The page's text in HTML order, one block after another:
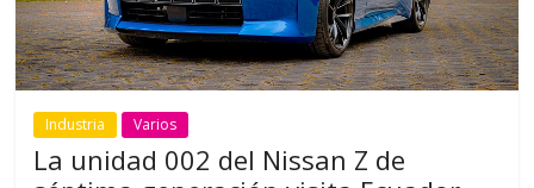
Industria Varios
La unidad 002 del Nissan Z de